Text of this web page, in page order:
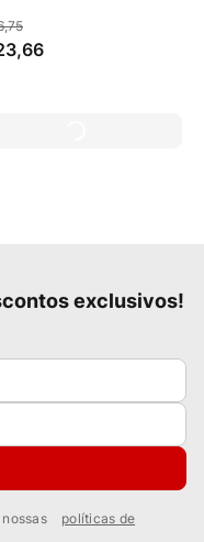
,75
,66
exclusivos!
políticas de